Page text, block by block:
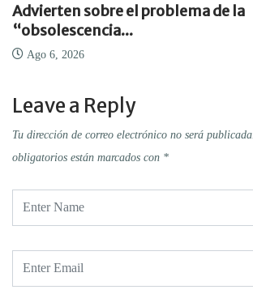
Advierten sobre el problema de la
“obsolescencia...
Ago 6, 2026
Leave a Reply
Tu dirección de correo electrónico no será publicada.
obligatorios están marcados con *